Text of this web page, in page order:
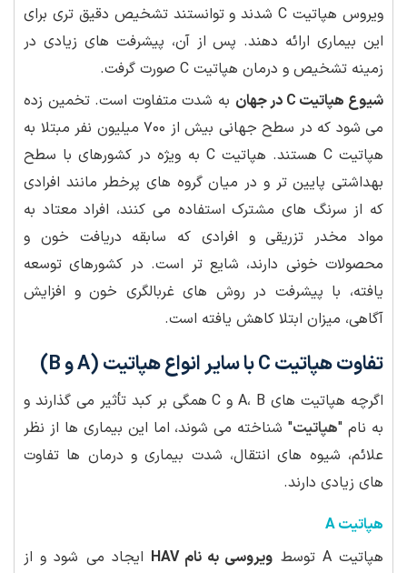
ویروس هپاتیت C شدند و توانستند تشخیص دقیق تری برای
این بیماری ارائه دهند. پس از آن، پیشرفت های زیادی در
زمینه تشخیص و درمان هپاتیت C صورت گرفت.
شیوع هپاتیت C در جهان
به شدت متفاوت است. تخمین زده
می شود که در سطح جهانی بیش از ۷۰۰ میلیون نفر مبتلا به
هپاتیت C هستند. هپاتیت C به ویژه در کشورهای با سطح
بهداشتی پایین تر و در میان گروه های پرخطر مانند افرادی
که از سرنگ های مشترک استفاده می کنند، افراد معتاد به
مواد مخدر تزریقی و افرادی که سابقه دریافت خون و
محصولات خونی دارند، شایع تر است. در کشورهای توسعه
یافته، با پیشرفت در روش های غربالگری خون و افزایش
آگاهی، میزان ابتلا کاهش یافته است.
تفاوت هپاتیت C با سایر انواع هپاتیت (A و B)
اگرچه هپاتیت های A، B و C همگی بر کبد تأثیر می گذارند و
به نام "هپاتیت" شناخته می شوند، اما این بیماری ها از نظر
علائم، شیوه های انتقال، شدت بیماری و درمان ها تفاوت
های زیادی دارند.
هپاتیت A
هپاتیت A توسط
ویروسی به نام HAV
ایجاد می شود و از